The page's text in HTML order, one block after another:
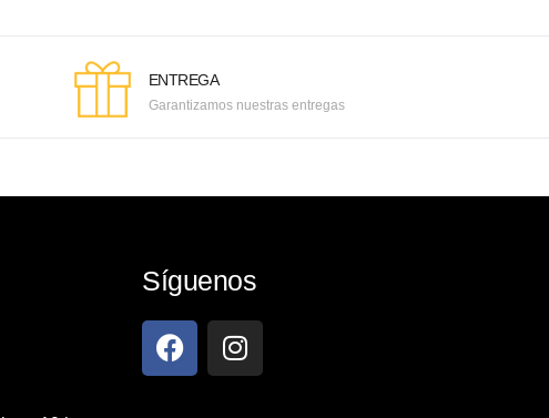
ENTREGA
Garantizamos nuestras entregas
Síguenos